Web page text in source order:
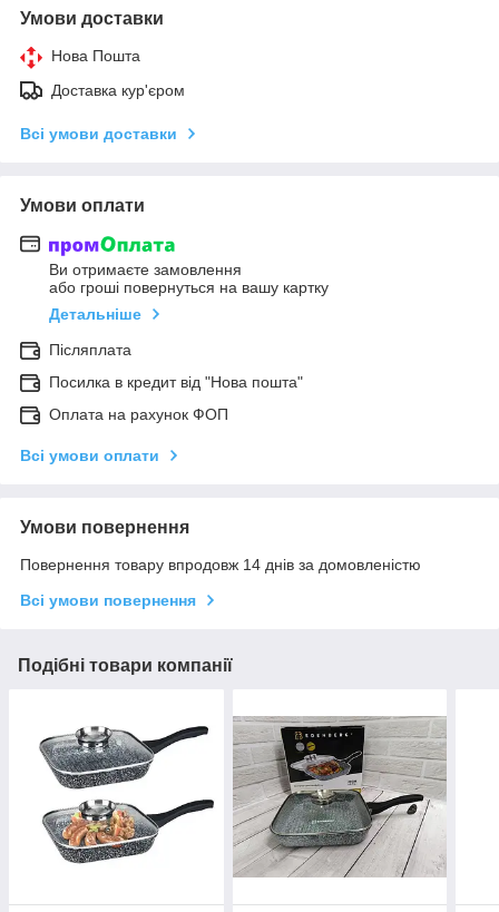
Умови доставки
Нова Пошта
Доставка кур'єром
Всі умови доставки
Умови оплати
Ви отримаєте замовлення
або гроші повернуться на вашу картку
Детальніше
Післяплата
Посилка в кредит від "Нова пошта"
Оплата на рахунок ФОП
Всі умови оплати
Умови повернення
Повернення товару впродовж 14 днів за домовленістю
Всі умови повернення
Подібні товари компанії